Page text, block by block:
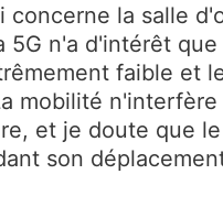
concerne la salle
5G n'a d'intérêt que
faible et
mobilité n'interfère
et je doute que
son